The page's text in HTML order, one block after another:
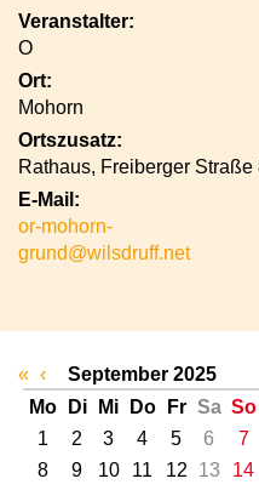
Veranstalter:
O
Ort:
Mohorn
Ortszusatz:
Rathaus, Freiberger Straße
E-Mail:
or-mohorn-
grund@wilsdruff.net
« ‹
September 2025
Mo
Di Mi Do Fr Sa So
1
2 3 4 5 6
7
8
9 10 11 12 13
14